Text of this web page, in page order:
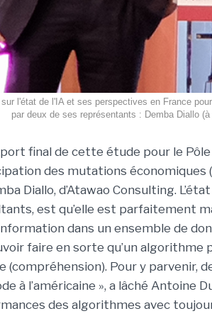
sur l'état de l'IA et ses perspectives en France
par deux de ses représentants : Demba Diallo
final de cette étude pour le
des mutations
Diallo, d’Atawao Consulting.
est qu’elle est parfaitement
dans un ensemble de
faire en sorte qu’un algorithme
(compréhension). Pour y parvenir,
à l’américaine », a lâché Antoine
des algorithmes avec